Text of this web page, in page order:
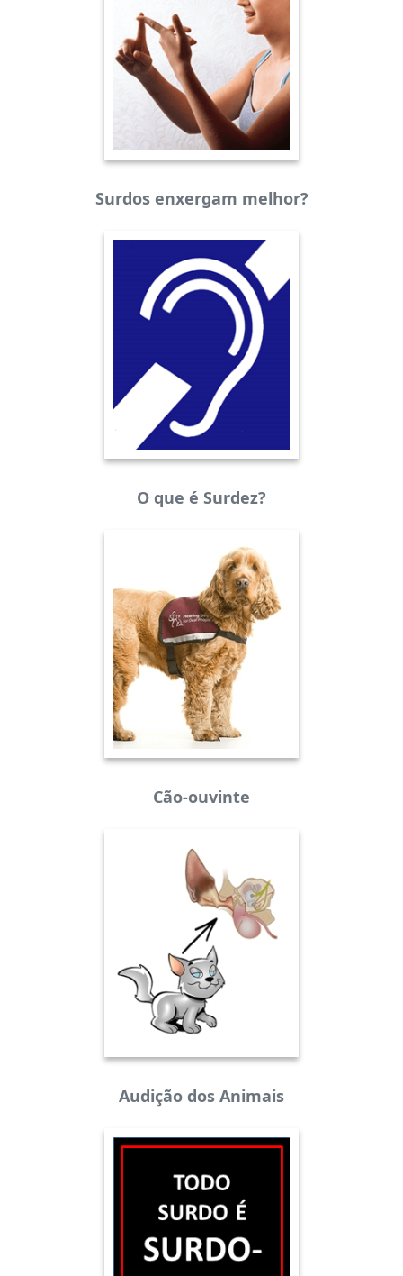
Surdos enxergam melhor?
O que é Surdez?
Cão-ouvinte
Audição dos Animais